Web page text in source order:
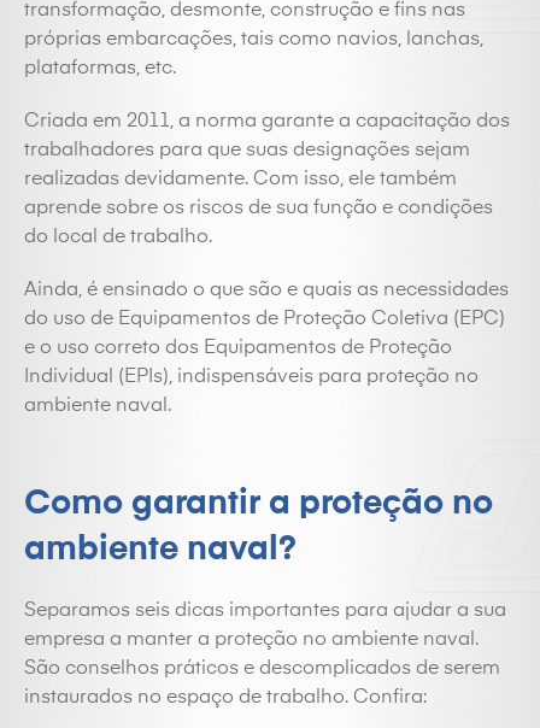
transformação, desmonte, construção e fins nas
próprias embarcações, tais como navios, lanchas,
plataformas, etc.
Criada em 2011, a norma garante a capacitação dos
trabalhadores para que suas designações sejam
realizadas devidamente. Com isso, ele também
aprende sobre os riscos de sua função e condições
do local de trabalho.
Ainda, é ensinado o que são e quais as necessidades
do uso de Equipamentos de Proteção Coletiva (EPC)
e o uso correto dos Equipamentos de Proteção
Individual (EPIs), indispensáveis para proteção no
ambiente naval.
Como garantir a proteção no
ambiente naval?
Separamos seis dicas importantes para ajudar a sua
empresa a manter a proteção no ambiente naval.
São conselhos práticos e descomplicados de serem
instaurados no espaço de trabalho. Confira: